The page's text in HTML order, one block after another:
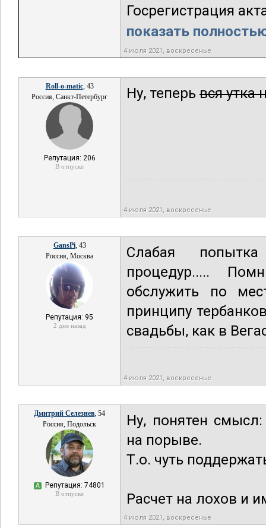
Госрегистрация
показать
4 июля 2021, воскресенье
Roll-o-matic, 43
Россия, Санкт-Петербург
Репутация: 206
В отпуске
Ну, теперь вся утка
4 июля 2021, воскресенье
GansPi, 43
Россия, Москва
Репутация: 95
2 дня назад
Слабая
процедур.....
обслужить по
принципу
свадьбы, как в
4 июля 2021, воскресенье
Дмитрий Селезнев, 54
Россия, Подольск
А Репутация: 74801
В отпуске
Ну, понятен
на порыве.
Т.о. чуть
Расчет на лохов и
4 июля 2021, воскресенье